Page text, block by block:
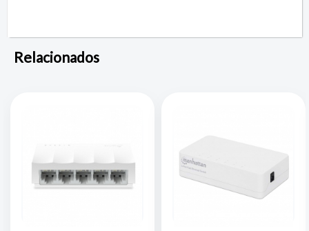
Relacionados